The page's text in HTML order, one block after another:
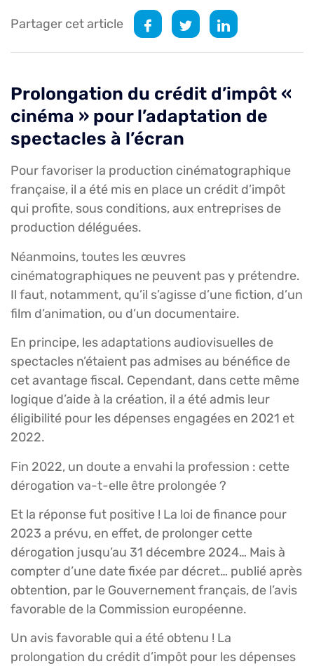
Partager cet article
Prolongation du crédit d’impôt «
cinéma » pour l’adaptation de
spectacles à l’écran
Pour favoriser la production cinématographique
française, il a été mis en place un crédit d’impôt
qui profite, sous conditions, aux entreprises de
production déléguées.
Néanmoins, toutes les œuvres
cinématographiques ne peuvent pas y prétendre.
Il faut, notamment, qu’il s’agisse d’une fiction, d’un
film d’animation, ou d’un documentaire.
En principe, les adaptations audiovisuelles de
spectacles n’étaient pas admises au bénéfice de
cet avantage fiscal. Cependant, dans cette même
logique d’aide à la création, il a été admis leur
éligibilité pour les dépenses engagées en 2021 et
2022.
Fin 2022, un doute a envahi la profession : cette
dérogation va-t-elle être prolongée ?
Et la réponse fut positive ! La loi de finance pour
2023 a prévu, en effet, de prolonger cette
dérogation jusqu’au 31 décembre 2024… Mais à
compter d’une date fixée par décret… publié après
obtention, par le Gouvernement français, de l’avis
favorable de la Commission européenne.
Un avis favorable qui a été obtenu ! La
prolongation du crédit d’impôt pour les dépenses